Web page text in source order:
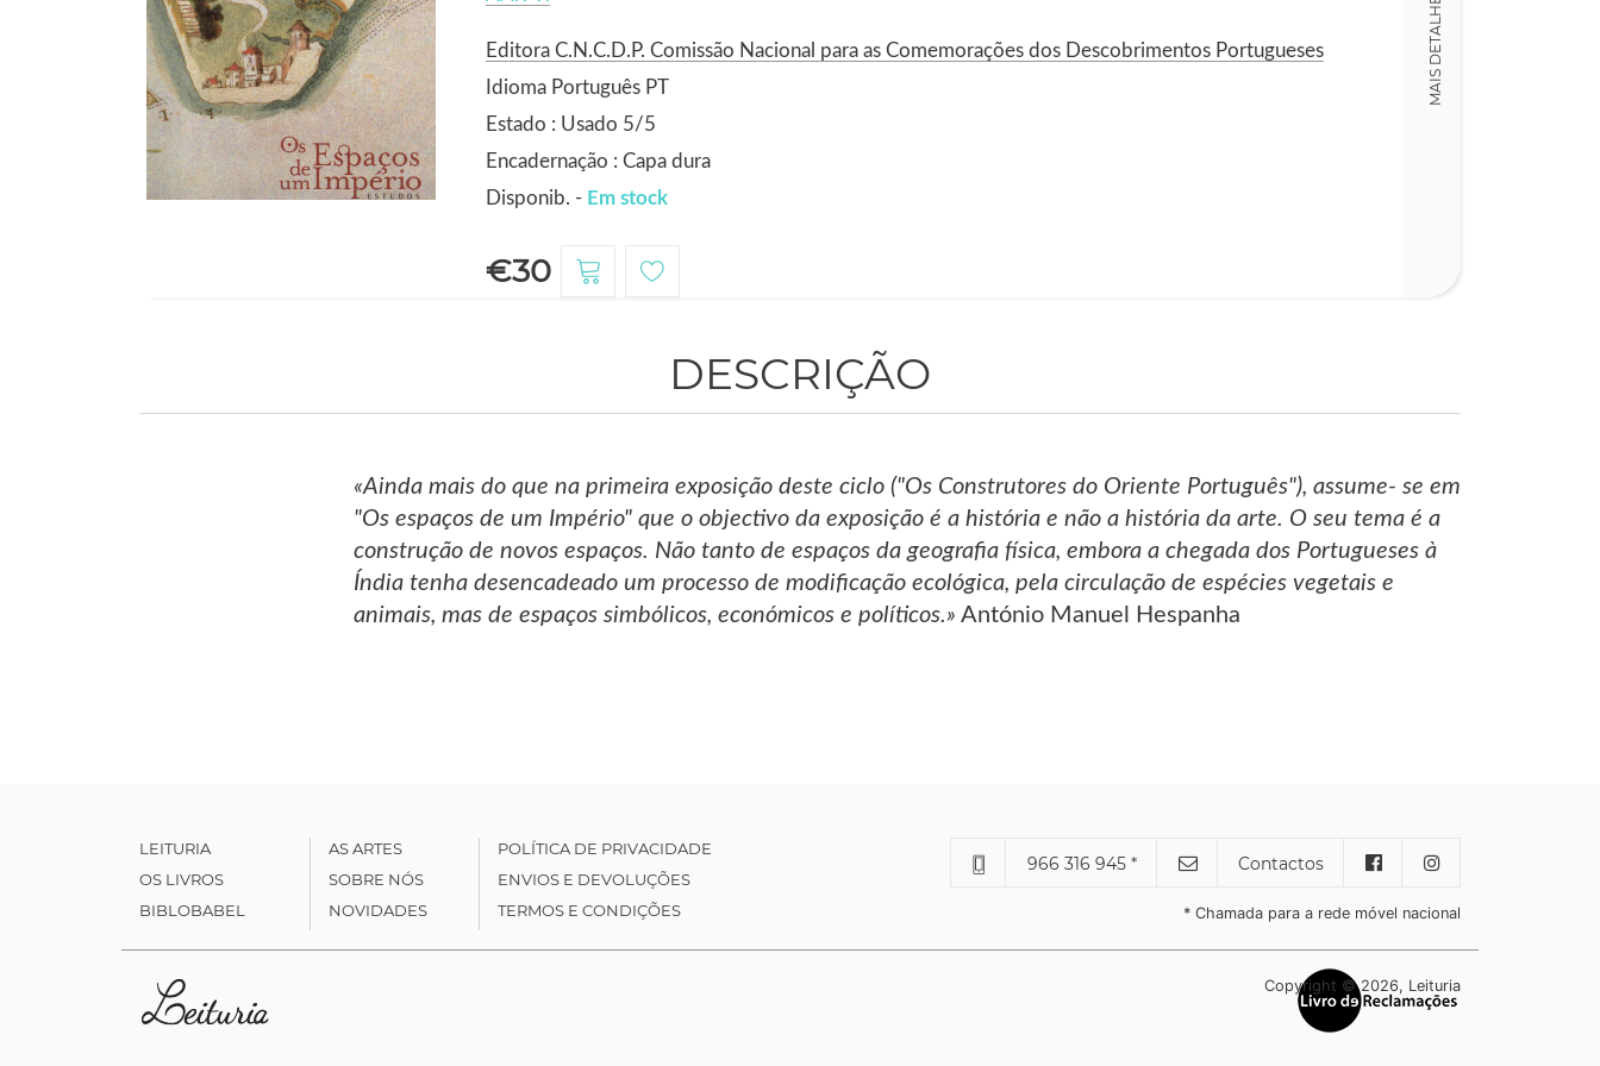
Editora C.N.C.D.P. Comissão Nacional para as Comemorações dos Descobrimentos Portugueses
Idioma Português PT
Estado : Usado 5/5
Encadernação : Capa dura
Disponib. - Em stock
€30
MAIS DETALHES
DESCRIÇÃO
«Ainda mais do que na primeira exposição deste ciclo ("Os Construtores do Oriente Português"), assume- se em
"Os espaços de um Império" que o objectivo da exposição é a história e não a história da arte. O seu tema é a
construção de novos espaços. Não tanto de espaços da geografia física, embora a chegada dos Portugueses à
Índia tenha desencadeado um processo de modificação ecológica, pela circulação de espécies vegetais e
animais, mas de espaços simbólicos, económicos e políticos.» António Manuel Hespanha
LEITURIA
OS LIVROS
BIBLOBABEL
AS ARTES
SOBRE NÓS
NOVIDADES
POLÍTICA DE PRIVACIDADE
ENVIOS E DEVOLUÇÕES
TERMOS E CONDIÇÕES
966 316 945 * Contactos
* Chamada para a rede móvel nacional
Copyright © 2026, Leituria